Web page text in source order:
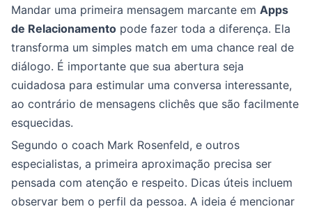
Mandar uma primeira mensagem marcante em Apps
de Relacionamento pode fazer toda a diferença. Ela
transforma um simples match em uma chance real de
diálogo. É importante que sua abertura seja
cuidadosa para estimular uma conversa interessante,
ao contrário de mensagens clichês que são facilmente
esquecidas.
Segundo o coach Mark Rosenfeld, e outros
especialistas, a primeira aproximação precisa ser
pensada com atenção e respeito. Dicas úteis incluem
observar bem o perfil da pessoa. A ideia é mencionar